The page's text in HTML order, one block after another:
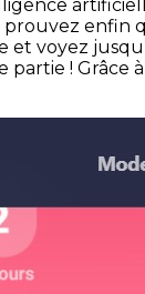
voyez
! Grâce